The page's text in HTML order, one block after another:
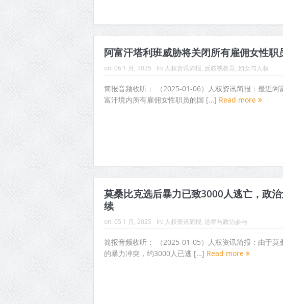
阿富汗塔利班威胁将关闭所有雇佣女性职
on: 06 1 月, 2025 In: 人权资讯简报 反歧视教育 妇女与人权
简报音频收听： （2025-01-06）人权资讯简报：最近阿
富汗境内所有雇佣女性职员的国 […] Read more
莫桑比克选后暴力已致3000人逃亡，政
续
on: 05 1 月, 2025 In: 人权资讯简报 选举与政治参与
简报音频收听： （2025-01-05）人权资讯简报：由于莫
的暴力冲突，约3000人已逃 […] Read more